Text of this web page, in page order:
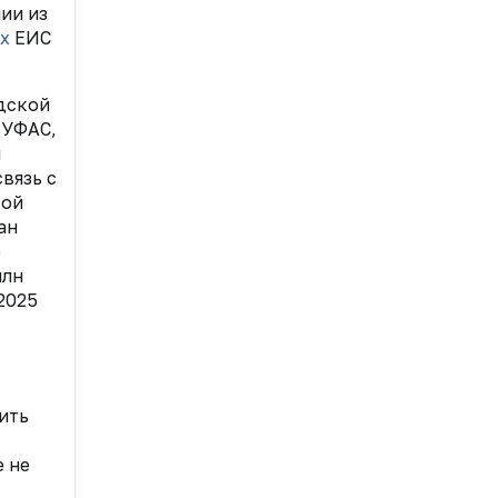
из
ЕИС
УФАС,
с
не